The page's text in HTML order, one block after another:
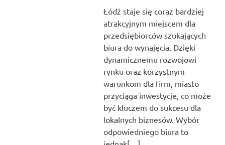
Łódź staje się coraz bardziej
atrakcyjnym miejscem dla
przedsiębiorców szukających
biura do wynajęcia. Dzięki
dynamicznemu rozwojowi
rynku oraz korzystnym
warunkom dla firm, miasto
przyciąga inwestycje, co może
być kluczem do sukcesu dla
lokalnych biznesów. Wybór
odpowiedniego biura to